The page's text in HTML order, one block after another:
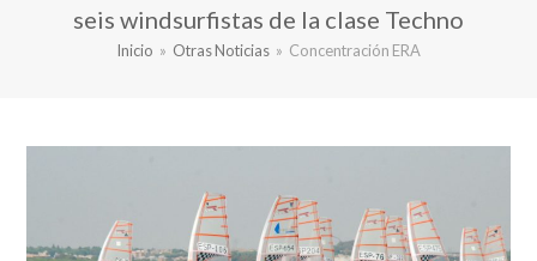
seis windsurfistas de la clase Techno
Inicio » Otras Noticias » Concentración ERA